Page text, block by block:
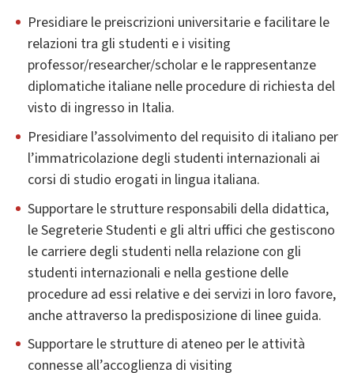
Presidiare le preiscrizioni universitarie e facilitare le
relazioni tra gli studenti e i visiting
professor/researcher/scholar e le rappresentanze
diplomatiche italiane nelle procedure di richiesta del
visto di ingresso in Italia.
Presidiare l’assolvimento del requisito di italiano per
l’immatricolazione degli studenti internazionali ai
corsi di studio erogati in lingua italiana.
Supportare le strutture responsabili della didattica,
le Segreterie Studenti e gli altri uffici che gestiscono
le carriere degli studenti nella relazione con gli
studenti internazionali e nella gestione delle
procedure ad essi relative e dei servizi in loro favore,
anche attraverso la predisposizione di linee guida.
Supportare le strutture di ateneo per le attività
connesse all’accoglienza di visiting